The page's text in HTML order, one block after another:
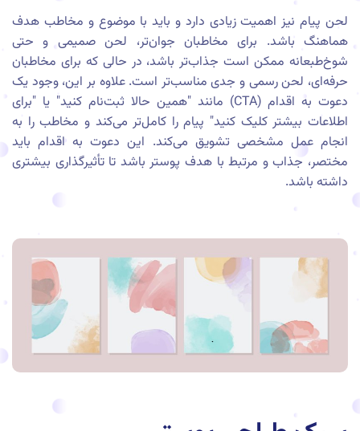
لحن پیام نیز اهمیت زیادی دارد و باید با موضوع و مخاطب هدف
هماهنگ باشد. برای مخاطبان جوان‌تر، لحن صمیمی و حتی
شوخ‌طبعانه ممکن است جذاب‌تر باشد، در حالی که برای مخاطبان
حرفه‌ای، لحن رسمی و جدی مناسب‌تر است. علاوه بر این، وجود یک
دعوت به اقدام (CTA) مانند "همین حالا ثبت‌نام کنید" یا "برای
اطلاعات بیشتر کلیک کنید" پیام را کامل‌تر می‌کند و مخاطب را به
انجام عمل مشخصی تشویق می‌کند. این دعوت به اقدام باید
مختصر، جذاب و مرتبط با هدف پوستر باشد تا تأثیرگذاری بیشتری
داشته باشد.